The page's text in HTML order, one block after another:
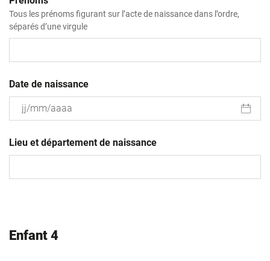
Tous les prénoms figurant sur l’acte de naissance dans l’ordre,
séparés d’une virgule
Date de naissance
slash
MM
Lieu et département de naissance
Enfant 4